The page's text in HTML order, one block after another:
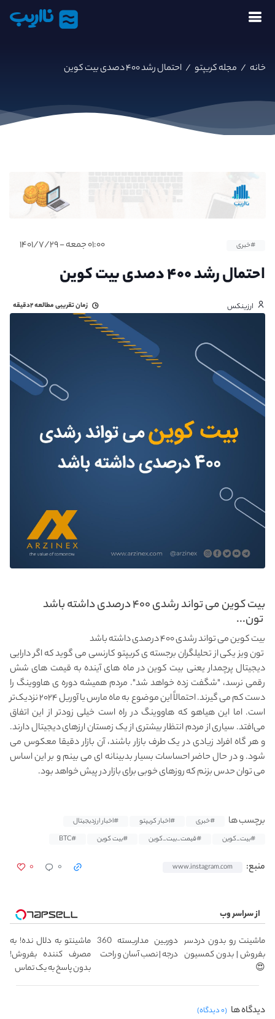
نااریب
خانه / مجله کریپتو / احتمال رشد ۴۰۰ دصدی بیت کوین
#خبری ۰۱:۰۰ جمعه - ۱۴۰۱/۷/۲۹
احتمال رشد ۴۰۰ دصدی بیت کوین
ارزینکس زمان تقریبی مطالعه۲دقیقه
بیت کوین می تواند رشدی ۴۰۰ درصدی داشته باشد
تون...
بیت کوین می تواند رشدی ۴۰۰ درصدی داشته باشد
تون ویز یکی از تحلیلگران برجسته ی کریپتو کارنسی می گوید که اگر دارایی
دیجیتال پرچمدار یعنی بیت کوین در ماه های آینده به قیمت های شش
رقمی نرسد، "شگفت زده خواهد شد". مردم همیشه دوره ی هاووینگ را
دست کم می گیرند. احتمالاً این موضوع به ماه مارس یا آوریل ۲۰۲۴ نزدیک‌تر
است. اما این هیاهو که هاووینگ در راه است خیلی زودتر از این اتفاق
می‌افتد. سیاری از مردم انتظار بیشتری از یک زمستان ارزهای دیجیتال دارند.
و هر گاه افراد زیادی در یک طرف بازار باشند، آن بازار دقیقا معکوس می
شود. و در حال حاضر احساسات بسیار بدبینانه ای می بینم و بر این اساس
می توان حدس بزنم که روزهای خوبی برای بازار در پیش خواهد بود.
برچسب ها #خبری #اخبار کریپتو
#اخبار ارزدیجیتال
#بیت_کوین
#قیمت_بیت_کوین #بیت کوین #BTC
منبع: www.instagram.com ۰ ۰
از سراسر وب
ماشینت رو بدون دردسر
بفروش | بدون کمسیون
😍
دوربین مداربسته 360
درجه | نصب آسان و راحت
ماشینتو به دلال نده! به
مصرف کننده بفروش!
بدون پاسخ به یک تماس
دیدگاه ها (۰ دیدگاه)